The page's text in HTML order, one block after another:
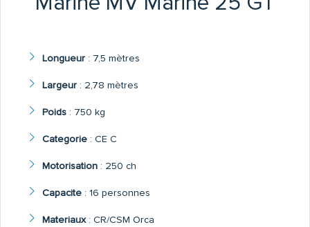
Longueur: 7,5 mètres
Largeur: 2,78 mètres
Poids: 750 kg
Categorie: CE C
Motorisation: 250 ch
Capacite: 16 personnes
Materiaux: CR/CSM Orca